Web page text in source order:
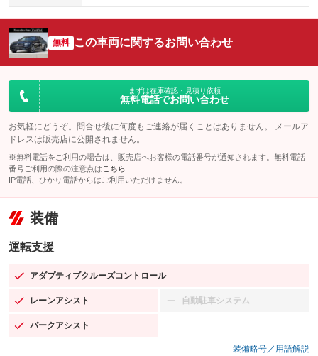
無料 この車両に関するお問い合わせ
まずは在庫確認・見積り依頼
無料電話でお問い合わせ
お気軽にどうぞ。問合せ後に何度もご連絡が届くことはありません。 メールア
ドレスは販売店に公開されません。
※無料電話をご利用の場合は、販売店へお客様の電話番号が通知されます。無料電話
番号ご利用の際の注意点は こちら
IP電話、ひかり電話からはご利用いただけません。
装備
運転支援
アダプティブクルーズコントロール
：装備あり
レーンアシスト
：装備あり 自動駐車システム
：装備なし
パークアシスト
：装備あり
装備略号／用語解説